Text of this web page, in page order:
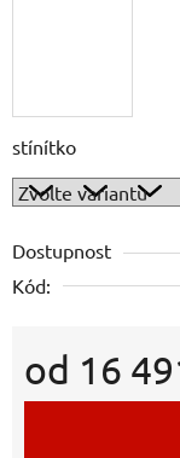
stínítko
Dostupnost
Kód:
od 16
Měrná cena: